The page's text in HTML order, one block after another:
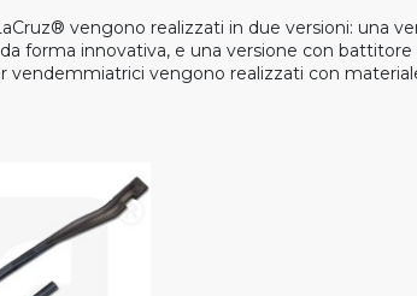
vengono realizzati in due versioni: una
forma innovativa, e una versione con battitore
vengono realizzati con